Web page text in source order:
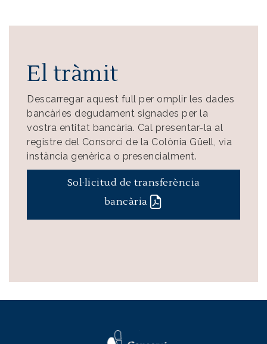
El tràmit
Descarregar aquest full per omplir les dades
bancàries degudament signades per la
vostra entitat bancària. Cal presentar-la al
registre del Consorci de la Colònia Güell, via
instància genèrica o presencialment.
Sol·licitud de transferència
bancària